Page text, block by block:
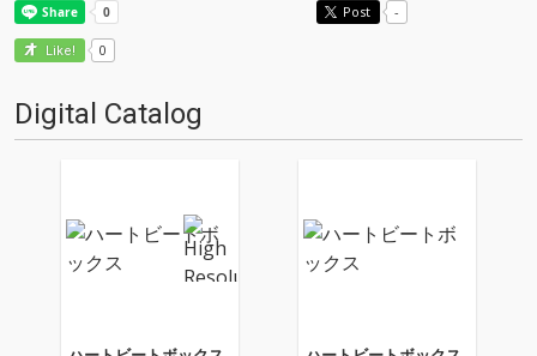
Post -
Like! 0
Digital Catalog